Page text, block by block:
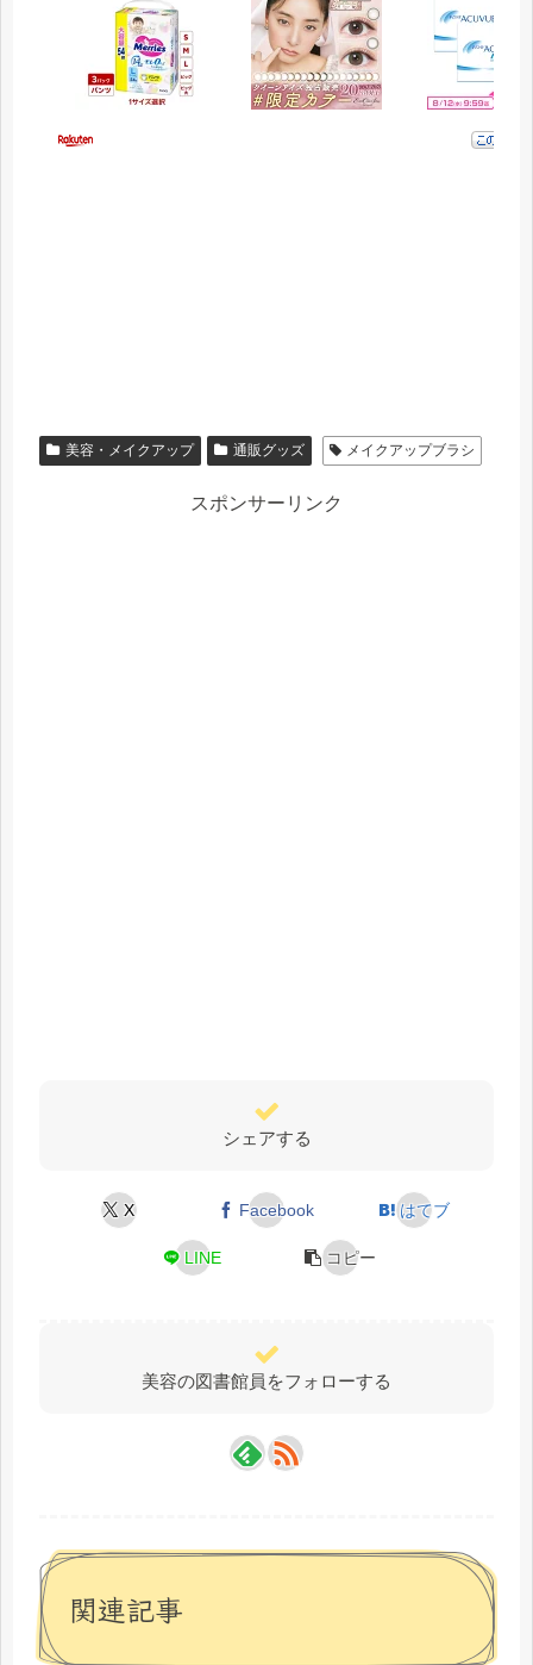
美容・メイクアップ 通販グッズ メイクアップブラシ
スポンサーリンク
シェアする
X Facebook はてブ
LINE コピー
美容の図書館員をフォローする
関連記事